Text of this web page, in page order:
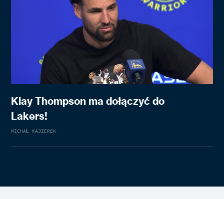
Klay Thompson ma dołączyć do
Lakers!
MICHAŁ KAJZEREK